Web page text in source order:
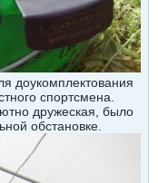
доукомплектования
спортсмена.
дружеская, было
обстановке.